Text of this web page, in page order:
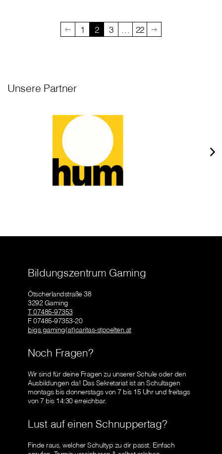
1 2 3 … 22
Unsere Partner
Bildungszentrum Gaming
Ötscherlandstraße 38
3292 Gaming
T 07485-97353
F 07485-97353-20
bigs.gaming(at)caritas-stpoelten.at
Noch Fragen?
Wir sind für deine Fragen zu unserer Schule oder den
Ausbildungen da! Das Sekretariat ist an Schultagen
montags bis donnerstags von 7 bis 15 Uhr und freitags
von 7 bis 14:30 erreichbar.
Lust auf einen Schnuppertag?
Finde raus, welcher Schultyp zu dir passt. Einfach